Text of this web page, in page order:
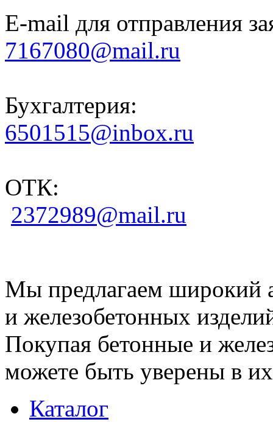
E-mail для отправления
7167080@mail.ru
Бухгалтерия:
6501515@inbox.ru
ОТК:
2372989@mail.ru
Мы предлагаем широкий
и железобетонных
Покупая бетонные и
можете быть уверены в их
Каталог